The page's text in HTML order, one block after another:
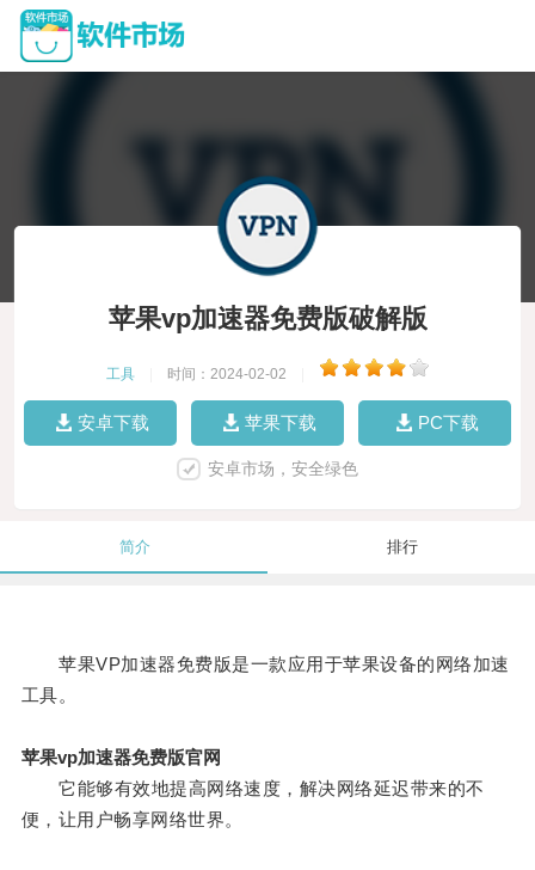
苹果vp加速器免费版破解版
工具 时间：2024-02-02
安卓下载 苹果下载 PC下载
安卓市场，安全绿色
简介 排行
苹果VP加速器免费版是一款应用于苹果设备的网络加速
工具。
苹果vp加速器免费版官网
它能够有效地提高网络速度，解决网络延迟带来的不
便，让用户畅享网络世界。